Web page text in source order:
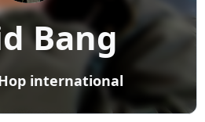
Bang
international